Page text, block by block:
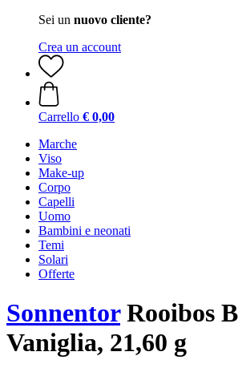
Sei un nuovo cliente?
Crea un account
Carrello € 0,00
Marche
Viso
Make-up
Corpo
Capelli
Uomo
Bambini e neonati
Temi
Solari
Offerte
SonnentorRooibos
Vaniglia, 21,60 g